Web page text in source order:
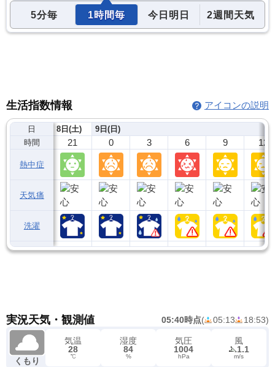
5分毎 1時間毎 今日明日 2週間天気
生活指数情報 アイコンの説明
日
時間
熱中症
天気痛
洗濯
8日(土)
21
9日(日)
0 3 6 9 12
実況天気・観測値 05:40時点( 05:13 18:53)
くもり
気温
28
℃
湿度
84
%
気圧
1004
hPa
風
1.1
m/s